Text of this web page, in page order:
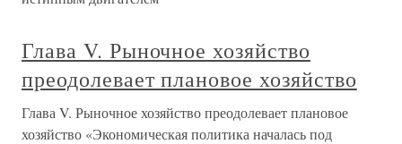
Глава V. Рыночное хозяйство
преодолевает плановое хозяйство
Глава V. Рыночное хозяйство преодолевает плановое
хозяйство «Экономическая политика началась под